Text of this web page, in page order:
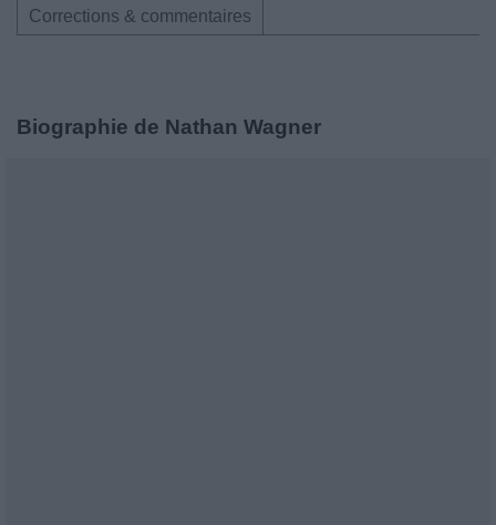
Corrections & commentaires
Biographie de Nathan Wagner